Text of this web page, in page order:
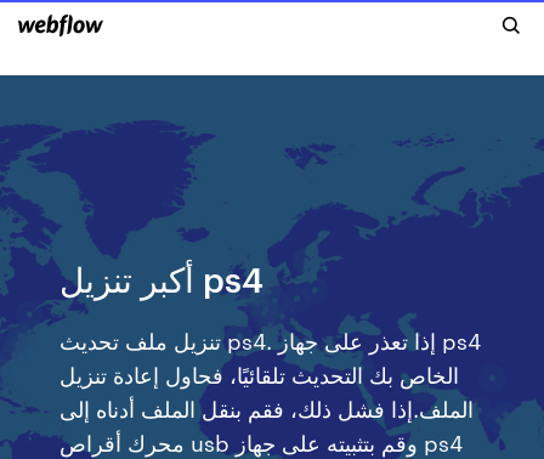
أكبر تنزيل ps4
تنزيل ملف تحديث ps4. إذا تعذر على جهاز ps4
الخاص بك التحديث تلقائيًا، فحاول إعادة تنزيل
الملف.إذا فشل ذلك، فقم بنقل الملف أدناه إلى
محرك أقراص usb وقم بتثبيته على جهاز ps4